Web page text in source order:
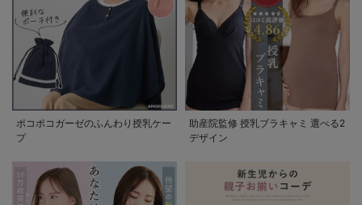
ポコポコガーゼのふんわり授乳ケー
プ
助産院監修 授乳ブラキャミ 選べる2
デザイン